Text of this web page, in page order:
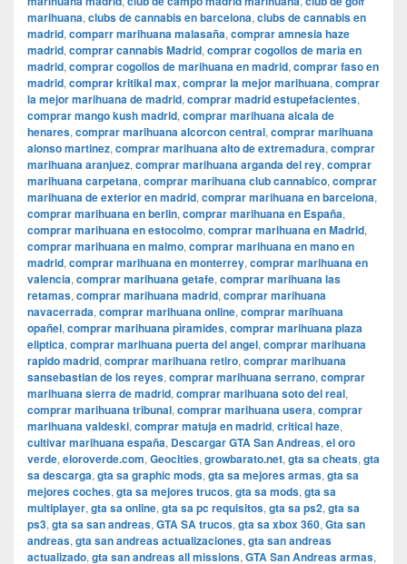
marihuana, clubs de cannabis en barcelona, clubs de cannabis en
madrid, comparr marihuana malasaña, comprar amnesia haze
madrid, comprar cannabis Madrid, comprar cogollos de maria en
madrid, comprar cogollos de marihuana en madrid, comprar faso en
madrid, comprar kritikal max, comprar la mejor marihuana, comprar
la mejor marihuana de madrid, comprar madrid estupefacientes,
comprar mango kush madrid, comprar marihuana alcala de
henares, comprar marihuana alcorcon central, comprar marihuana
alonso martinez, comprar marihuana alto de extremadura, comprar
marihuana aranjuez, comprar marihuana arganda del rey, comprar
marihuana carpetana, comprar marihuana club cannabico, comprar
marihuana de exterior en madrid, comprar marihuana en barcelona,
comprar marihuana en berlin, comprar marihuana en España,
comprar marihuana en estocolmo, comprar marihuana en Madrid,
comprar marihuana en malmo, comprar marihuana en mano en
madrid, comprar marihuana en monterrey, comprar marihuana en
valencia, comprar marihuana getafe, comprar marihuana las
retamas, comprar marihuana madrid, comprar marihuana
navacerrada, comprar marihuana online, comprar marihuana
opañel, comprar marihuana pìramides, comprar marihuana plaza
eliptica, comprar marihuana puerta del angel, comprar marihuana
rapido madrid, comprar marihuana retiro, comprar marihuana
sansebastian de los reyes, comprar marihuana serrano, comprar
marihuana sierra de madrid, comprar marihuana soto del real,
comprar marihuana tribunal, comprar marihuana usera, comprar
marihuana valdeski, comprar matuja en madrid, critical haze,
cultivar marihuana españa, Descargar GTA San Andreas, el oro
verde, eloroverde.com, Geocities, growbarato.net, gta sa cheats, gta
sa descarga, gta sa graphic mods, gta sa mejores armas, gta sa
mejores coches, gta sa mejores trucos, gta sa mods, gta sa
multiplayer, gta sa online, gta sa pc requisitos, gta sa ps2, gta sa
ps3, gta sa san andreas, GTA SA trucos, gta sa xbox 360, Gta san
andreas, gta san andreas actualizaciones, gta san andreas
actualizado, gta san andreas all missions, GTA San Andreas armas,